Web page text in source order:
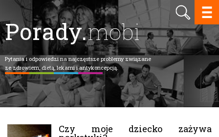
Porady.mobi
Pytania i odpowiedzi na najczęstsze problemy związane
ze zdrowiem, dietą, lekami i antykoncepcją.
Czy moje dziecko zażywa